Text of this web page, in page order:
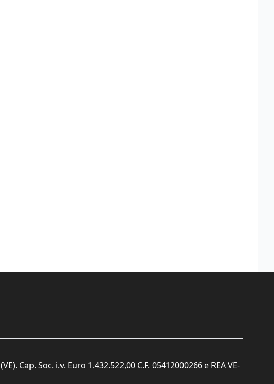
Cap. Soc. i.v. Euro 1.432.522,00 C.F. 05412000266 e REA VE-